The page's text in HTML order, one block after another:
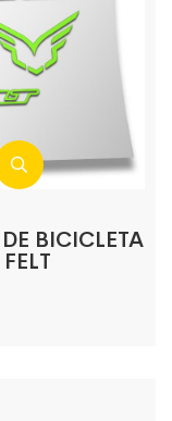
BICICLETA